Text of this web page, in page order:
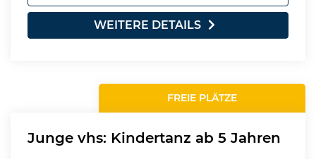
WEITERE DETAILS
FREIE PLÄTZE
Junge vhs: Kindertanz ab 5 Jahren